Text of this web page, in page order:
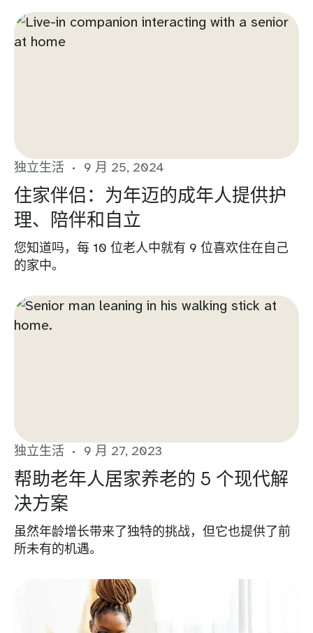
独立生活 9 月 25, 2024
住家伴侣：为年迈的成年人提供护
理、陪伴和自立
您知道吗，每 10 位老人中就有 9 位喜欢住在自己
的家中。
独立生活 9 月 27, 2023
帮助老年人居家养老的 5 个现代解
决方案
虽然年龄增长带来了独特的挑战，但它也提供了前
所未有的机遇。